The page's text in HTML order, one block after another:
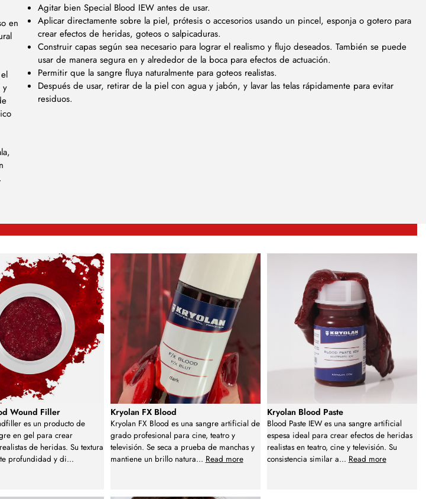
en
y
Agitar bien Special Blood IEW antes de usar.
Aplicar directamente sobre la piel, prótesis o accesorios usando un pincel, esponja o gotero para
crear efectos de heridas, goteos o salpicaduras.
Construir capas según sea necesario para lograr el realismo y flujo deseados. También se puede
usar de manera segura en y alrededor de la boca para efectos de actuación.
Permitir que la sangre fluya naturalmente para goteos realistas.
Después de usar, retirar de la piel con agua y jabón, y lavar las telas rápidamente para evitar
residuos.
Wound Filler
es un producto de
en gel para crear
de heridas. Su textura
profundidad y di...
Kryolan FX Blood
Kryolan FX Blood es una sangre artificial de
grado profesional para cine, teatro y
televisión. Se seca a prueba de manchas y
mantiene un brillo natura... Read more
Kryolan Blood Paste
Blood Paste IEW es una sangre artificial
espesa ideal para crear efectos de heridas
realistas en teatro, cine y televisión. Su
consistencia similar a... Read more